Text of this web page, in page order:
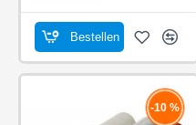
Bestellen
-10 %